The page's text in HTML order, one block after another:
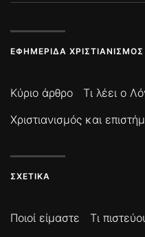
ΕΦΗΜΕΡΊΔΑ ΧΡΙΣΤΙΑΝΙΣΜΌΣ
Κύριο άρθρο Τι λέει ο
Χριστιανισμός και
ΣΧΕΤΙΚΆ
Ποιοί είμαστε Τι